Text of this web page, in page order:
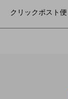
クリックポスト